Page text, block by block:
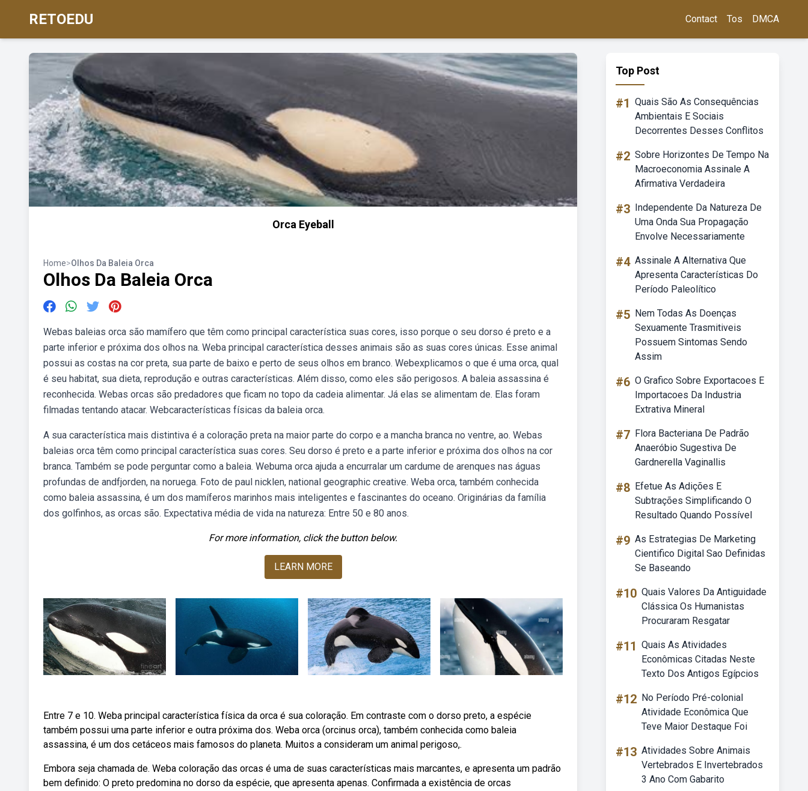
RETOEDU Contact Tos DMCA
Orca Eyeball
Home>Olhos Da Baleia Orca
Olhos Da Baleia Orca
Webas baleias orca são mamífero que têm como principal característica suas cores, isso porque o seu dorso é preto e a
parte inferior e próxima dos olhos na. Weba principal característica desses animais são as suas cores únicas. Esse animal
possui as costas na cor preta, sua parte de baixo e perto de seus olhos em branco. Webexplicamos o que é uma orca, qual
é seu habitat, sua dieta, reprodução e outras características. Além disso, como eles são perigosos. A baleia assassina é
reconhecida. Webas orcas são predadores que ficam no topo da cadeia alimentar. Já elas se alimentam de. Elas foram
filmadas tentando atacar. Webcaracterísticas físicas da baleia orca.
A sua característica mais distintiva é a coloração preta na maior parte do corpo e a mancha branca no ventre, ao. Webas
baleias orca têm como principal característica suas cores. Seu dorso é preto e a parte inferior e próxima dos olhos na cor
branca. Também se pode perguntar como a baleia. Webuma orca ajuda a encurralar um cardume de arenques nas águas
profundas de andfjorden, na noruega. Foto de paul nicklen, national geographic creative. Weba orca, também conhecida
como baleia assassina, é um dos mamíferos marinhos mais inteligentes e fascinantes do oceano. Originárias da família
dos golfinhos, as orcas são. Expectativa média de vida na natureza: Entre 50 e 80 anos.
For more information, click the button below.
LEARN MORE
Entre 7 e 10. Weba principal característica física da orca é sua coloração. Em contraste com o dorso preto, a espécie
também possui uma parte inferior e outra próxima dos. Weba orca (orcinus orca), também conhecida como baleia
assassina, é um dos cetáceos mais famosos do planeta. Muitos a consideram um animal perigoso,.
Embora seja chamada de. Weba coloração das orcas é uma de suas características mais marcantes, e apresenta um padrão
bem definido: O preto predomina no dorso da espécie, que apresenta apenas. Confirmada a existência de orcas
Top Post
#1 Quais São As Consequências
Ambientais E Sociais
Decorrentes Desses Conflitos
#2 Sobre Horizontes De Tempo Na
Macroeconomia Assinale A
Afirmativa Verdadeira
#3 Independente Da Natureza De
Uma Onda Sua Propagação
Envolve Necessariamente
#4 Assinale A Alternativa Que
Apresenta Características Do
Período Paleolítico
#5 Nem Todas As Doenças
Sexuamente Trasmitiveis
Possuem Sintomas Sendo
Assim
#6 O Grafico Sobre Exportacoes E
Importacoes Da Industria
Extrativa Mineral
#7 Flora Bacteriana De Padrão
Anaeróbio Sugestiva De
Gardnerella Vaginallis
#8 Efetue As Adições E
Subtrações Simplificando O
Resultado Quando Possível
#9 As Estrategias De Marketing
Cientifico Digital Sao Definidas
Se Baseando
#10 Quais Valores Da Antiguidade
Clássica Os Humanistas
Procuraram Resgatar
#11 Quais As Atividades
Econômicas Citadas Neste
Texto Dos Antigos Egípcios
#12 No Período Pré-colonial
Atividade Econômica Que
Teve Maior Destaque Foi
#13 Atividades Sobre Animais
Vertebrados E Invertebrados
3 Ano Com Gabarito